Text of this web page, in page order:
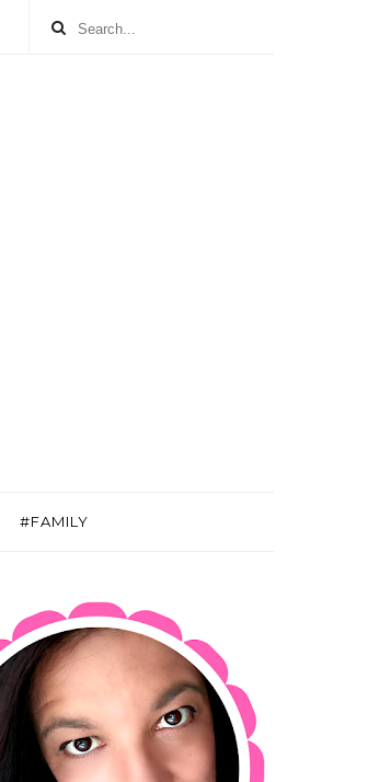
#FAMILY